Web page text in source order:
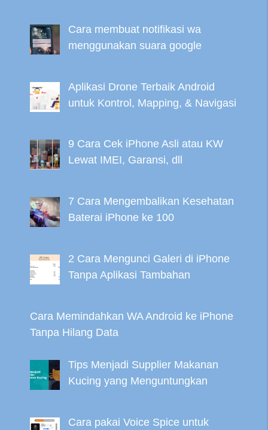
Cara membuat notifikasi wa
menggunakan suara google
Aplikasi Drone Terbaik Android
untuk Kontrol, Mapping, & Navigasi
9 Cara Cek iPhone Asli atau KW
Lewat IMEI, Garansi, dll
7 Cara Mengembalikan Kesehatan
Baterai iPhone ke 100
2 Cara Mengunci Galeri di iPhone
Tanpa Aplikasi Tambahan
Cara Memindahkan WA Android ke iPhone
Tanpa Hilang Data
Tips Menjadi Supplier Makanan
Kucing yang Menguntungkan
Cara pakai Voice Spice untuk